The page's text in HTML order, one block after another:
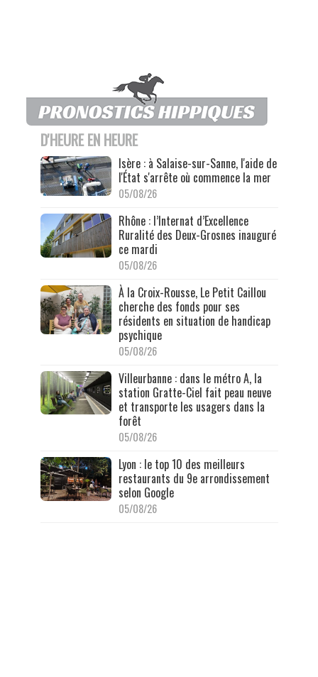
D'HEURE EN HEURE
Isère : à Salaise-sur-Sanne, l'aide de
l'État s'arrête où commence la mer
05/08/26
Rhône : l’Internat d’Excellence
Ruralité des Deux-Grosnes inauguré
ce mardi
05/08/26
À la Croix-Rousse, Le Petit Caillou
cherche des fonds pour ses
résidents en situation de handicap
psychique
05/08/26
Villeurbanne : dans le métro A, la
station Gratte-Ciel fait peau neuve
et transporte les usagers dans la
forêt
05/08/26
Lyon : le top 10 des meilleurs
restaurants du 9e arrondissement
selon Google
05/08/26